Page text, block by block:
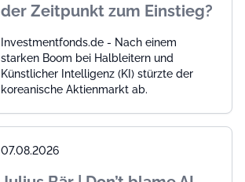
der Zeitpunkt zum Einstieg?
Investmentfonds.de - Nach einem
starken Boom bei Halbleitern und
Künstlicher Intelligenz (KI) stürzte der
koreanische Aktienmarkt ab.
07.08.2026